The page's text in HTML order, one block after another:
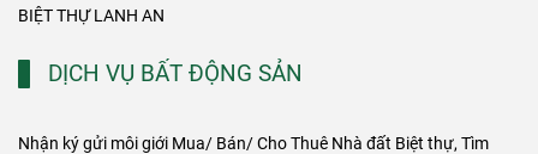
BIỆT THỰ LANH AN
DỊCH VỤ BẤT ĐỘNG SẢN
Nhận ký gửi môi giới Mua/ Bán/ Cho Thuê Nhà đất Biệt thự, Tìm